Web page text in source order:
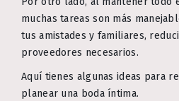
muchas tareas son más
tus amistades y familiares,
proveedores necesarios.
Aquí tienes algunas ideas para
planear una boda íntima.